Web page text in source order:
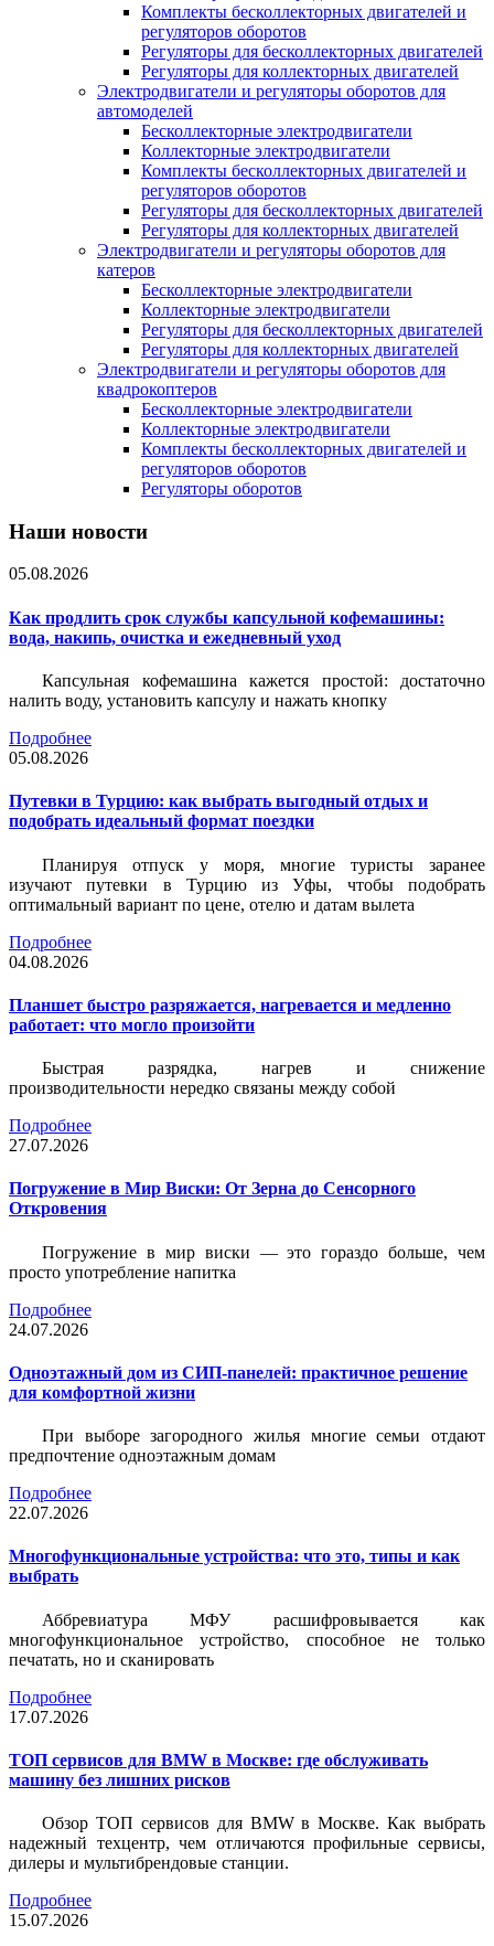
Комплекты бесколлекторных двигателей и
регуляторов оборотов
Регуляторы для бесколлекторных двигателей
Регуляторы для коллекторных двигателей
Электродвигатели и регуляторы оборотов для
автомоделей
Бесколлекторные электродвигатели
Коллекторные электродвигатели
Комплекты бесколлекторных двигателей и
регуляторов оборотов
Регуляторы для бесколлекторных двигателей
Регуляторы для коллекторных двигателей
Электродвигатели и регуляторы оборотов для
катеров
Бесколлекторные электродвигатели
Коллекторные электродвигатели
Регуляторы для бесколлекторных двигателей
Регуляторы для коллекторных двигателей
Электродвигатели и регуляторы оборотов для
квадрокоптеров
Бесколлекторные электродвигатели
Коллекторные электродвигатели
Комплекты бесколлекторных двигателей и
регуляторов оборотов
Регуляторы оборотов
Наши новости
05.08.2026
Как продлить срок службы капсульной кофемашины:
вода, накипь, очистка и ежедневный уход
Капсульная кофемашина кажется простой: достаточно
налить воду, установить капсулу и нажать кнопку
Подробнее
05.08.2026
Путевки в Турцию: как выбрать выгодный отдых и
подобрать идеальный формат поездки
Планируя отпуск у моря, многие туристы заранее
изучают путевки в Турцию из Уфы, чтобы подобрать
оптимальный вариант по цене, отелю и датам вылета
Подробнее
04.08.2026
Планшет быстро разряжается, нагревается и медленно
работает: что могло произойти
Быстрая разрядка, нагрев и снижение
производительности нередко связаны между собой
Подробнее
27.07.2026
Погружение в Мир Виски: От Зерна до Сенсорного
Откровения
Погружение в мир виски — это гораздо больше, чем
просто употребление напитка
Подробнее
24.07.2026
Одноэтажный дом из СИП-панелей: практичное решение
для комфортной жизни
При выборе загородного жилья многие семьи отдают
предпочтение одноэтажным домам
Подробнее
22.07.2026
Многофункциональные устройства: что это, типы и как
выбрать
Аббревиатура МФУ расшифровывается как
многофункциональное устройство, способное не только
печатать, но и сканировать
Подробнее
17.07.2026
ТОП сервисов для BMW в Москве: где обслуживать
машину без лишних рисков
Обзор ТОП сервисов для BMW в Москве. Как выбрать
надежный техцентр, чем отличаются профильные сервисы,
дилеры и мультибрендовые станции.
Подробнее
15.07.2026